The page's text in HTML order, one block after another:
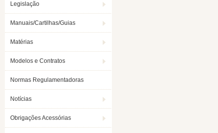
Legislação
Manuais/Cartilhas/Guias
Matérias
Modelos e Contratos
Normas Regulamentadoras
Notícias
Obrigações Acessórias